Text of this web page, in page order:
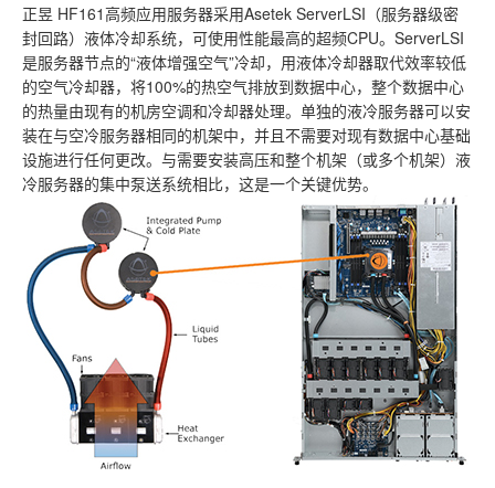
正昱 HF161高频应用服务器采用Asetek ServerLSI（服务器级密
封回路）液体冷却系统，可使用性能最高的超频CPU。ServerLSI
是服务器节点的“液体增强空气”冷却，用液体冷却器取代效率较低
的空气冷却器，将100%的热空气排放到数据中心，整个数据中心
的热量由现有的机房空调和冷却器处理。单独的液冷服务器可以安
装在与空冷服务器相同的机架中，并且不需要对现有数据中心基础
设施进行任何更改。与需要安装高压和整个机架（或多个机架）液
冷服务器的集中泵送系统相比，这是一个关键优势。